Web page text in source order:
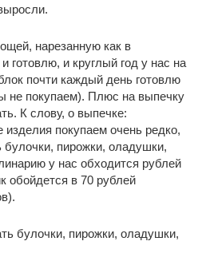
нарезанную как в
готовлю, и круглый год у нас на
почти каждый день готовлю
не покупаем). Плюс на выпечку
К слову, о выпечке:
изделия покупаем очень редко,
булочки, пирожки, оладушки,
у нас обходится рублей
обойдется в 70 рублей
булочки, пирожки, оладушки,